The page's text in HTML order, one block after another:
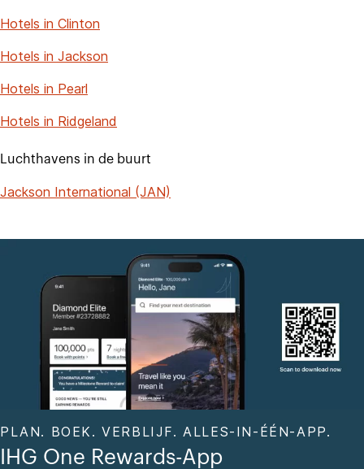
Hotels in Clinton
Hotels in Jackson
Hotels in Pearl
Hotels in Ridgeland
Luchthavens in de buurt
Jackson International (JAN)
PLAN. BOEK. VERBLIJF. ALLES-IN-ÉÉN-APP.
IHG One Rewards-App